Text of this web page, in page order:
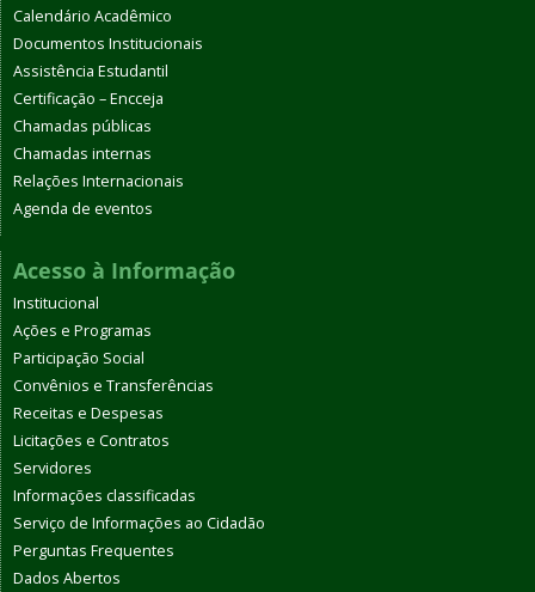
Calendário Acadêmico
Documentos Institucionais
Assistência Estudantil
Certificação – Encceja
Chamadas públicas
Chamadas internas
Relações Internacionais
Agenda de eventos
Acesso à Informação
Institucional
Ações e Programas
Participação Social
Convênios e Transferências
Receitas e Despesas
Licitações e Contratos
Servidores
Informações classificadas
Serviço de Informações ao Cidadão
Perguntas Frequentes
Dados Abertos